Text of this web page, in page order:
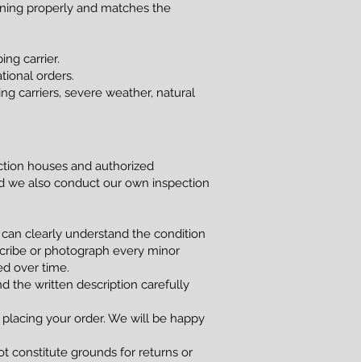
properly and matches the
carrier.
orders.
carriers, severe weather, natural
houses and authorized
we also conduct our own inspection
clearly understand the condition
or photograph every minor
over time.
the written description carefully
your order. We will be happy
constitute grounds for returns or